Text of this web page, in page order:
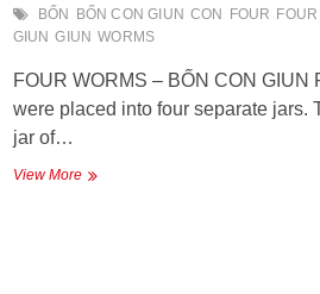
BỐN BỐN CON GIUN CON FOUR
GIUN GIUN WORMS
FOUR WORMS – BỐN CON GIUN
were placed into four separate jars.
jar of…
View MoreFOUR